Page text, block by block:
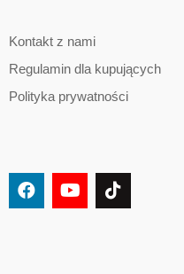
Kontakt z nami
Regulamin dla kupujących
Polityka prywatności